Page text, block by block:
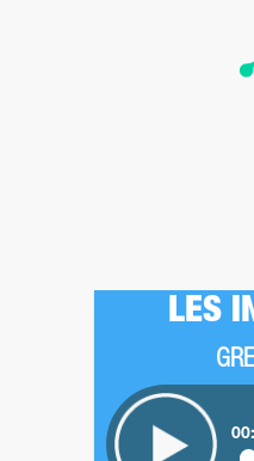
LES